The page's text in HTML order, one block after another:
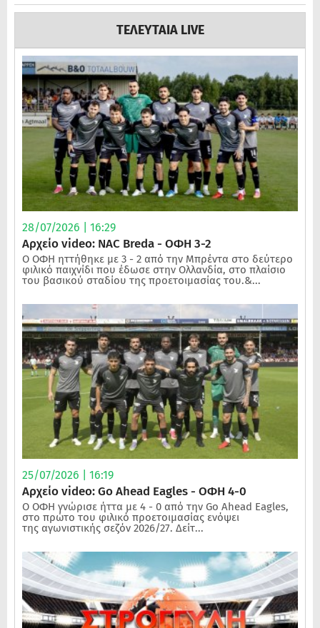
ΤΕΛΕΥΤΑΙΑ LIVE
28/07/2026 | 16:29
Αρχείο video: NAC Breda - ΟΦΗ 3-2
Ο ΟΦΗ ηττήθηκε με 3 - 2 από την Μπρέντα στο δεύτερο
φιλικό παιχνίδι που έδωσε στην Ολλανδία, στο πλαίσιο
του βασικού σταδίου της προετοιμασίας του.&...
25/07/2026 | 16:19
Αρχείο video: Go Ahead Eagles - ΟΦΗ 4-0
Ο ΟΦΗ γνώρισε ήττα με 4 - 0 από την Go Ahead Eagles,
στο πρώτο του φιλικό προετοιμασίας ενόψει
της αγωνιστικής σεζόν 2026/27. Δείτ...